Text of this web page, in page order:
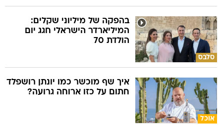
סלבס
בהפקה של מיליוני שקלים:
המיליארדר הישראלי חגג יום
הולדת 70
אוכל
איך שף מוכשר כמו יונתן רושפלד
חתום על כזו ארוחה גרועה?